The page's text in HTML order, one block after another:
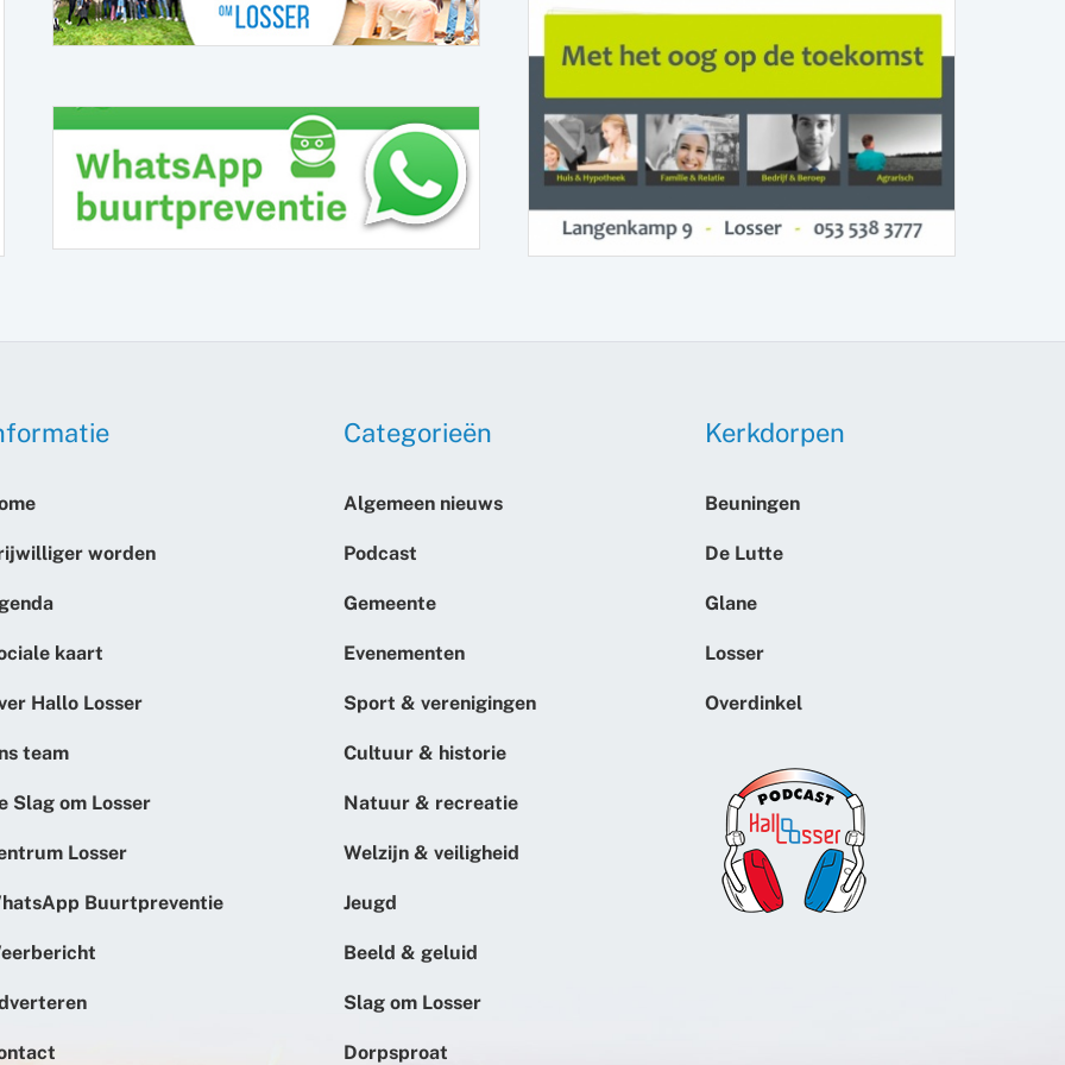
worden
kaart
Hallo Losser
team
Slag om Losser
Losser
Buurtpreventie
Categorieën
Algemeen nieuws
Podcast
Gemeente
Evenementen
Sport & verenigingen
Cultuur & historie
Natuur & recreatie
Welzijn & veiligheid
Jeugd
Beeld & geluid
Slag om Losser
Dorpsproat
Kerkdorpen
Beuningen
De Lutte
Glane
Losser
Overdinkel